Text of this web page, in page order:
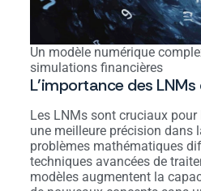
Un modèle numérique
simulations financières
L’importance des LNMs
Les LNMs sont cruciaux pour
une meilleure précision dans
problèmes mathématiques
techniques avancées de
modèles augmentent la